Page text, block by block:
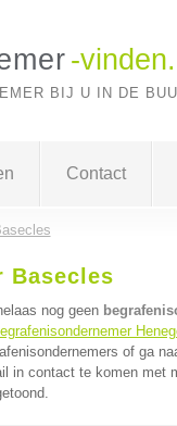
-
BIJ U IN DE
Contact
Basecles
nog geen
of ga
in contact te komen met